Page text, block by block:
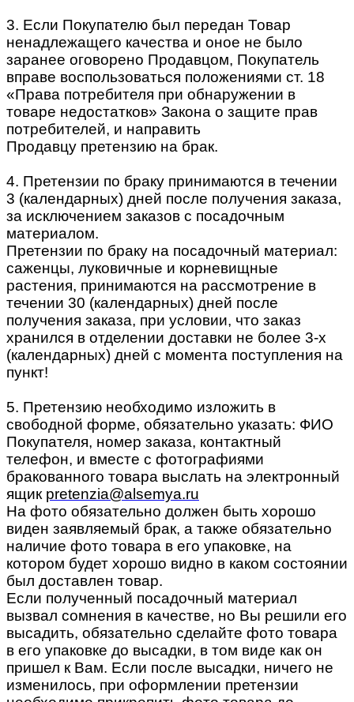
3. Если Покупателю был передан Товар
ненадлежащего качества и оное не было
заранее оговорено Продавцом, Покупатель
вправе воспользоваться положениями ст. 18
«Права потребителя при обнаружении в
товаре недостатков» Закона о защите прав
потребителей, и направить
Продавцу претензию на брак.
4. Претензии по браку принимаются в течении
3 (календарных) дней после получения заказа,
за исключением заказов с посадочным
материалом.
Претензии по браку на посадочный материал:
саженцы, луковичные и корневищные
растения, принимаются на рассмотрение в
течении 30 (календарных) дней после
получения заказа, при условии, что заказ
хранился в отделении доставки не более 3-х
(календарных) дней с момента поступления на
пункт!
5. Претензию необходимо изложить в
свободной форме, обязательно указать: ФИО
Покупателя, номер заказа, контактный
телефон, и вместе с фотографиями
бракованного товара выслать на электронный
ящик pretenzia@alsemya.ru
На фото обязательно должен быть хорошо
виден заявляемый брак, а также обязательно
наличие фото товара в его упаковке, на
котором будет хорошо видно в каком состоянии
был доставлен товар.
Если полученный посадочный материал
вызвал сомнения в качестве, но Вы решили его
высадить, обязательно сделайте фото товара
в его упаковке до высадки, в том виде как он
пришел к Вам. Если после высадки, ничего не
изменилось, при оформлении претензии